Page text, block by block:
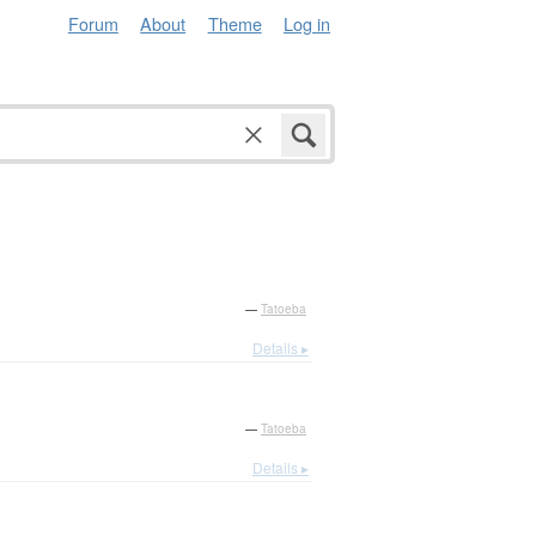
Forum About Theme Log in
— Tatoeba
Details ▸
— Tatoeba
Details ▸